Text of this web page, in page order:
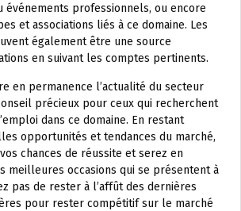
événements professionnels, ou encore
et associations liés à ce domaine. Les
également être une source
en suivant les comptes pertinents.
en permanence l’actualité du secteur
précieux pour ceux qui recherchent
dans ce domaine. En restant
opportunités et tendances du marché,
chances de réussite et serez en
meilleures occasions qui se présentent à
pas de rester à l’affût des dernières
pour rester compétitif sur le marché